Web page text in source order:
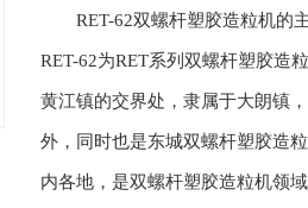
RET-62双螺杆塑胶造粒机的
RET-62为RET系列双螺杆塑胶造
黄江镇的交界处，隶属于大朗镇
外，同时也是东城双螺杆塑胶造
内各地，是双螺杆塑胶造粒机领